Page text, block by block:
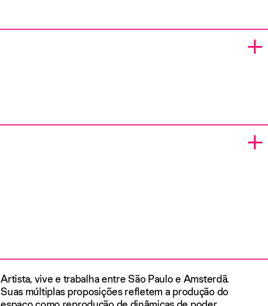
Artista, vive e trabalha entre São Paulo e Amsterdã.
Suas múltiplas proposições refletem a produção do